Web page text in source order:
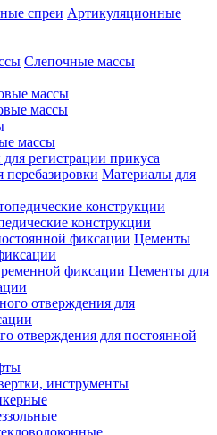
Артикуляционные
Слепочные массы
массы
массы
массы
регистрации прикуса
Материалы для
конструкции
Цементы
Цементы для
отверждения для постоянной
инструменты